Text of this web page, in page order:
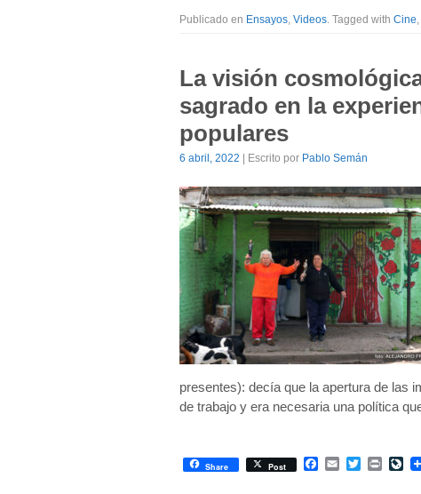
Publicado en Ensayos, Videos. Tagged with Cine,
La visión
sagrado en la
populares
6 abril, 2022 | Escrito por Pablo Semán
presentes): decía que la apertura de las
de trabajo y era necesaria una política
Share Post Facebook
EmailTwitterPrint